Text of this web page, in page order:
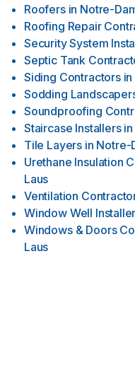
Roofers in Notre-
Roofing Repair
Security System
Septic Tank
Siding Contractors in
Sodding
Soundproofing
Staircase Installers in
Tile Layers in Notre-
Urethane Insulation
Laus
Ventilation
Window Well
Windows & Doors
Laus